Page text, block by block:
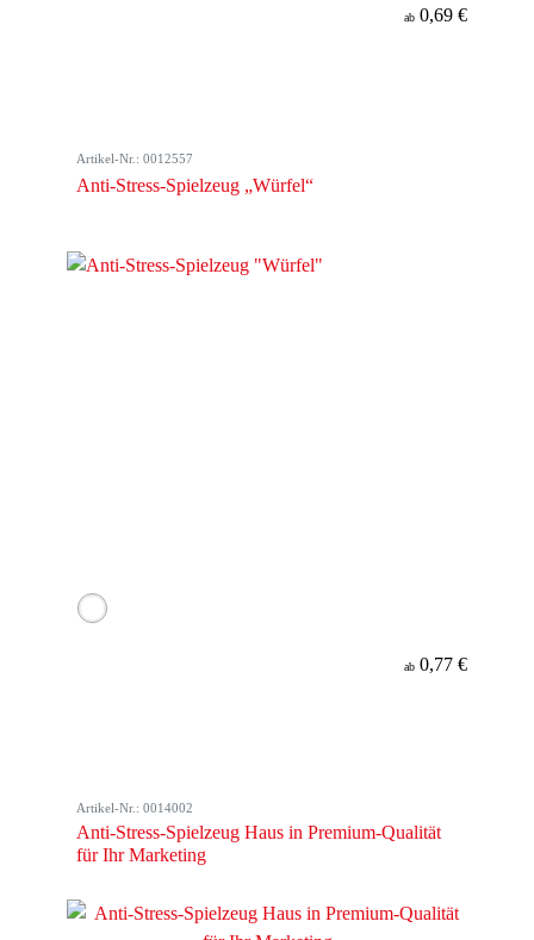
ab 0,69 €
Artikel-Nr.: 0012557
Anti-Stress-Spielzeug „Würfel“
ab 0,77 €
Artikel-Nr.: 0014002
Anti-Stress-Spielzeug Haus in Premium-Qualität
für Ihr Marketing